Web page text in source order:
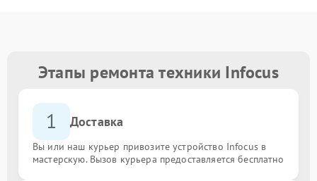
Этапы ремонта техники Infocus
1 Доставка
Вы или наш курьер привозите устройство Infocus в
мастерскую. Вызов курьера предоставляется бесплатно